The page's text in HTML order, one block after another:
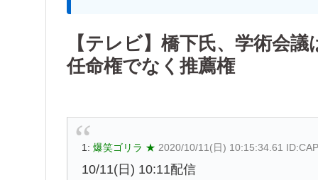
【テレビ】橋下氏、学術会
任命権でなく推薦権
1: 爆笑ゴリラ ★ 2020/10/11(日) 10:15:34.61
10/11(日) 10:11配信